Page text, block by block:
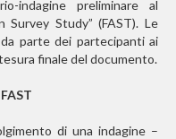
indagine preliminare al
Study” (FAST). Le
parte dei partecipanti ai
finale del documento.
di una indagine –